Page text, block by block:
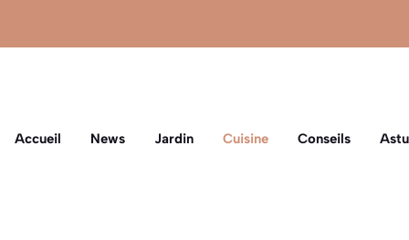
Accueil News Jardin Cuisine Conseils